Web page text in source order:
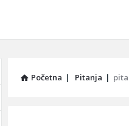
Početna | Pitanja |